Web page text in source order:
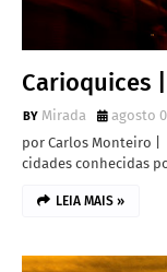
Carioquices
Mirada
agosto
por Carlos Monteiro |
cidades conhecidas
LEIA MAIS »